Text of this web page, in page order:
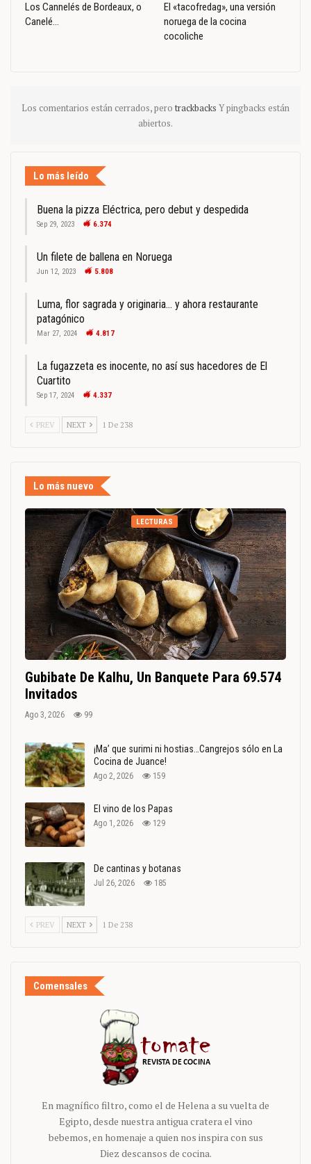
Los Cannelés de Bordeaux, o
Canelé…
El «tacofredag», una versión
noruega de la cocina
cocoliche
Los comentarios están cerrados, pero trackbacks Y pingbacks están
abiertos.
Lo más leído
Buena la pizza Eléctrica, pero debut y despedida
Sep 29, 2023 6.374
Un filete de ballena en Noruega
Jun 12, 2023 5.808
Luma, flor sagrada y originaria… y ahora restaurante
patagónico
Mar 27, 2024 4.817
La fugazzeta es inocente, no así sus hacedores de El
Cuartito
Sep 17, 2024 4.337
PREV NEXT 1 De 238
Lo más nuevo
LECTURAS
Gubibate De Kalhu, Un Banquete Para 69.574
Invitados
Ago 3, 2026 99
¡Ma’ que surimi ni hostias…Cangrejos sólo en La
Cocina de Juance!
Ago 2, 2026 159
El vino de los Papas
Ago 1, 2026 129
De cantinas y botanas
Jul 26, 2026 185
PREV NEXT 1 De 238
Comensales
En magnífico filtro, como el de Helena a su vuelta de
Egipto, desde nuestra antigua cratera el vino
bebemos, en homenaje a quien nos inspira con sus
Diez descansos de cocina.